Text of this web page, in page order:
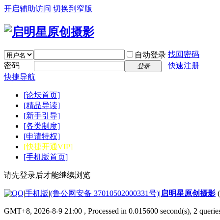
开启辅助访问 切换到窄版
自动登录 找回密码
密码
登录
快速注册
快捷导航
[论坛首页]
[精品导读]
[新手引导]
[各类制度]
[申请特权]
[快捷开通VIP]
[手机版首页]
请先登录后才能继续浏览
|手机版|(鲁公网安备 37010502000331号)|启明星原创摄影
GMT+8, 2026-8-9 21:00 , Processed in 0.015600 second(s), 2